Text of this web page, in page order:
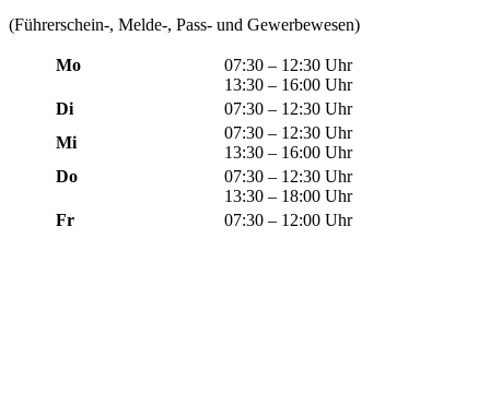
(Führerschein-, Melde-, Pass- und Gewerbewesen)
Mo
07:30 – 12:30 Uhr
13:30 – 16:00 Uhr
Di
07:30 – 12:30 Uhr
Mi
07:30 – 12:30 Uhr
13:30 – 16:00 Uhr
Do
07:30 – 12:30 Uhr
13:30 – 18:00 Uhr
Fr
07:30 – 12:00 Uhr